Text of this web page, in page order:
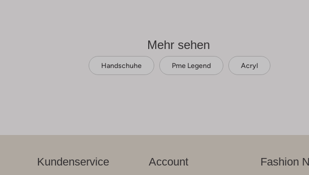
Mehr sehen
Handschuhe Pme Legend Acryl
Kundenservice Account Fashion